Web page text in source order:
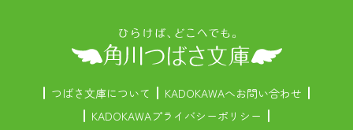
つばさ文庫について
KADOKAWAへお問い合わせ
KADOKAWAプライバシーポリシー